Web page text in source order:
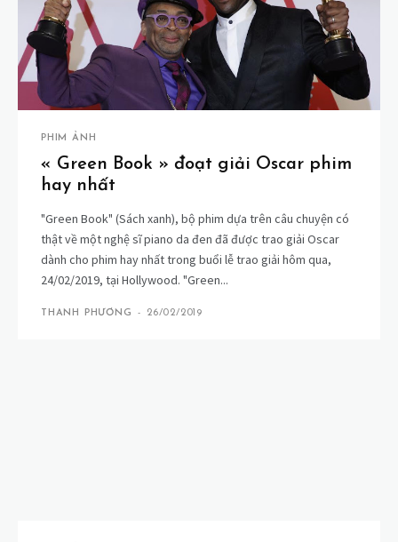
PHIM ẢNH
« Green Book » đoạt giải Oscar phim
hay nhất
"Green Book" (Sách xanh), bộ phim dựa trên câu chuyện có
thật về một nghệ sĩ piano da đen đã được trao giải Oscar
dành cho phim hay nhất trong buổi lễ trao giải hôm qua,
24/02/2019, tại Hollywood. "Green...
THANH PHƯƠNG - 26/02/2019